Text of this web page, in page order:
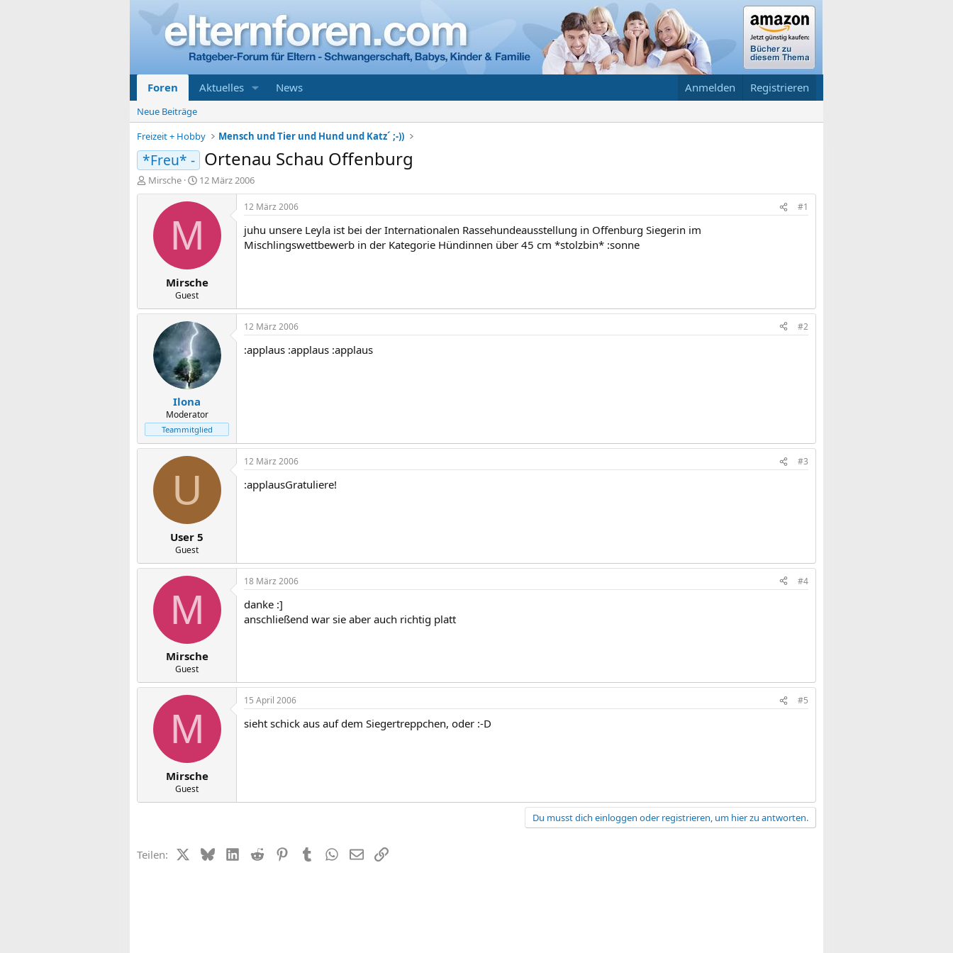
Foren Aktuelles News Anmelden Registrieren
Neue Beiträge
Freizeit + Hobby
Mensch und Tier und Hund und Katz´ ;-))
*Freu* - Ortenau Schau Offenburg
E
r
Mirsche
E
r
s
t
a
12 März 2006
M
Mirsche
Guest
12 März 2006 #1
juhu unsere Leyla ist bei der Internationalen Rassehundeausstellung in Offenburg Siegerin im
Mischlingswettbewerb in der Kategorie Hündinnen über 45 cm *stolzbin* :sonne
Ilona
Moderator
Teammitglied
12 März 2006 #2
:applaus :applaus :applaus
U
User 5
Guest
12 März 2006 #3
:applausGratuliere!
M
Mirsche
Guest
18 März 2006 #4
danke :]
anschließend war sie aber auch richtig platt
M
Mirsche
Guest
15 April 2006 #5
sieht schick aus auf dem Siegertreppchen, oder :-D
Du musst dich einloggen oder registrieren, um hier zu antworten.
Teilen: X (Twitter)
BlueskyLinkedIn
Reddit PinterestTumblrWhatsApp
E-MailLink